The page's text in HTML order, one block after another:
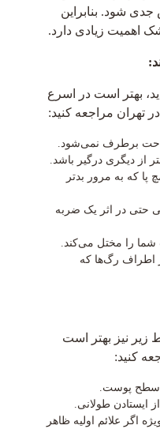
شود. بنابراین
اهمیت زیادی دارد.
بهتر است در اسرع
تهران مراجعه کنید:
برطرف نمی‌شود.
از دیگری درگیر باشد.
که به مرور بدتر
حتی در اثر یک ضربه
را مختل می‌کند.
اطراف رگ‌ها که
زیر نیز بهتر است
کنید:
سطح پوست.
ایستادن طولانی.
اگر علائم اولیه ظاهر